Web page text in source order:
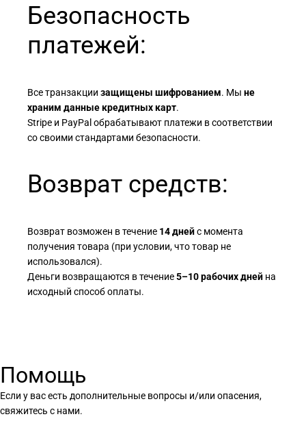
Безопасность
платежей:
Все транзакции защищены шифрованием. Мы не
храним данные кредитных карт.
Stripe и PayPal обрабатывают платежи в соответствии
со своими стандартами безопасности.
Возврат средств:
Возврат возможен в течение 14 днейс момента
получения товара (при условии, что товар не
использовался).
Деньги возвращаются в течение5–10 рабочих дней на
исходный способ оплаты.
Помощь
Если у вас есть дополнительные вопросы и/или опасения,
свяжитесь с нами.